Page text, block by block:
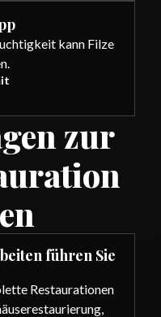
kann Filze
zur
führen Sie
Restaurationen